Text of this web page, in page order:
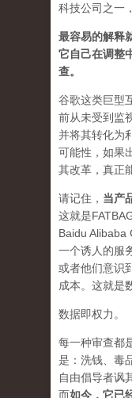
科技公司之一
最容易的解释
它自己在调整
查。
谷歌这类巨型
前从未受到监
并将其转化为
可能性，如果
其改革，真正
请记住， 当产
这就是
Baidu Alibaba
一个诱人的服
或者他们意识
成本。这就是
数据即权力。
每一种审查都
是：洗钱、毒
自由倡导者讽
而如今，它已